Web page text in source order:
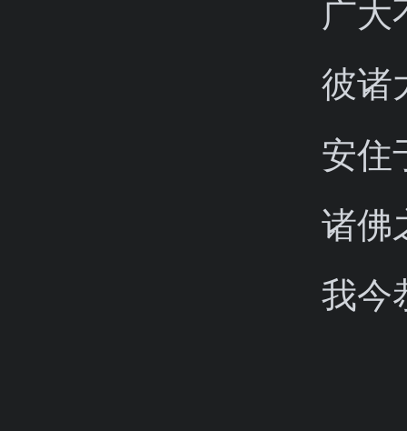
广大
彼诸
安住
诸佛
我今